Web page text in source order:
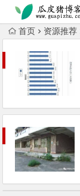
跳转到主内容
首页 资源推荐